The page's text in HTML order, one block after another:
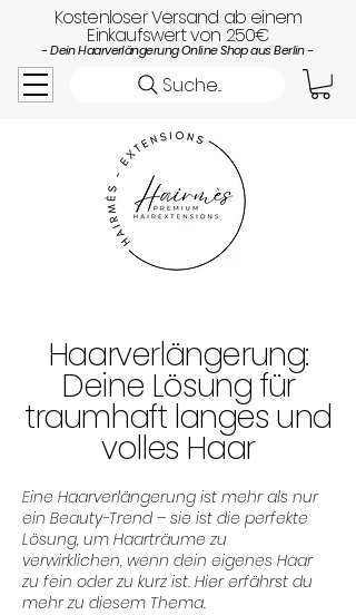
Kostenloser Versand ab einem
Einkaufswert von 250€
- Dein Haarverlängerung Online Shop aus Berlin -
Suche...
Haarverlängerung:
Deine Lösung für
traumhaft langes und
volles Haar
Eine Haarverlängerung ist mehr als nur
ein Beauty-Trend – sie ist die perfekte
Lösung, um Haarträume zu
verwirklichen, wenn dein eigenes Haar
zu fein oder zu kurz ist. Hier erfährst du
mehr zu diesem Thema.